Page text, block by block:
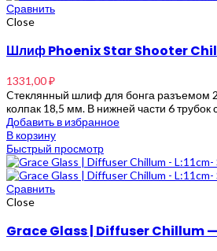
Сравнить
Close
Шлиф Phoenix Star Shooter
1331,00₽
Cтеклянный шлиф для бонга разъемом
колпак 18,5 мм. В нижней части 6
Добавить в избранное
В корзину
Быстрый просмотр
Сравнить
Close
Grace Glass | Diffuser Chillum —